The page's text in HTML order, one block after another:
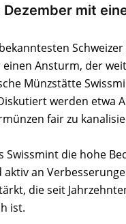
mit
Ansturm, der
Münzstätte
werden etwa
fair zu
Swissmint die hohe
an
die seit
ist.